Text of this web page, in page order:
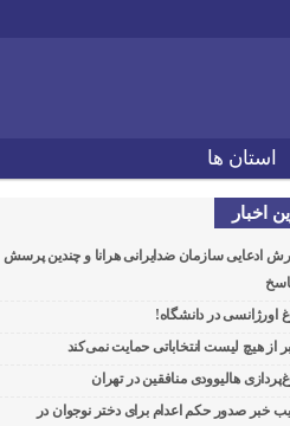
استان ها
اخبار
ادعایی سازمان ضدایرانی هرانا و چندین پرسش
اورژانسی در دانشگاه!
از هیچ لیست انتخاباتی حمایت نمی‌کند
هالیوودی منافقین در تهران
خبر صدور حکم اعدام برای دختر نوجوان در